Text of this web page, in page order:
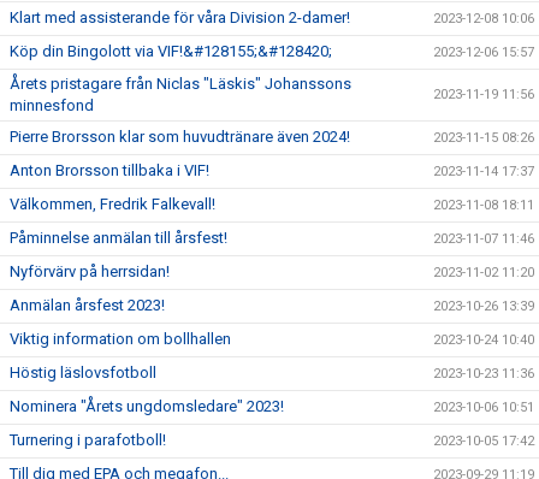
Klart med assisterande för våra Division 2-damer! 2023-12-08 10:06
Köp din Bingolott via VIF!&#128155;&#128420; 2023-12-06 15:57
Årets pristagare från Niclas "Läskis" Johanssons
minnesfond
2023-11-19 11:56
Pierre Brorsson klar som huvudtränare även 2024! 2023-11-15 08:26
Anton Brorsson tillbaka i VIF! 2023-11-14 17:37
Välkommen, Fredrik Falkevall! 2023-11-08 18:11
Påminnelse anmälan till årsfest! 2023-11-07 11:46
Nyförvärv på herrsidan! 2023-11-02 11:20
Anmälan årsfest 2023! 2023-10-26 13:39
Viktig information om bollhallen 2023-10-24 10:40
Höstig läslovsfotboll 2023-10-23 11:36
Nominera "Årets ungdomsledare" 2023! 2023-10-06 10:51
Turnering i parafotboll! 2023-10-05 17:42
Till dig med EPA och megafon... 2023-09-29 11:19